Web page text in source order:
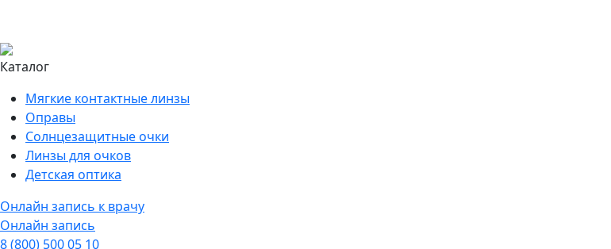
Каталог
Мягкие контактные линзы
Оправы
Солнцезащитные очки
Линзы для очков
Детская оптика
Онлайн запись к врачу
Онлайн запись
8 (800) 500 05 10